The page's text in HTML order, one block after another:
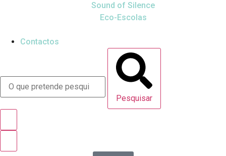
Sound of Silence
Eco-Escolas
Contactos
Pesquisar